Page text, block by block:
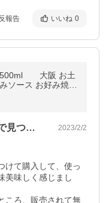
報告 いいね 0
500ml 大阪 お土
買い物に行った時に、スーパーで見つけて… 2023/2/2
けて購入して、使っ
美味しく感じまし
ころ、販売されて無